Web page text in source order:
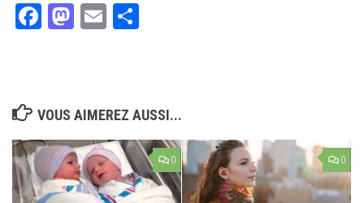
Facebook
Mastodon
Email
VOUS AIMEREZ AUSSI...
0 0